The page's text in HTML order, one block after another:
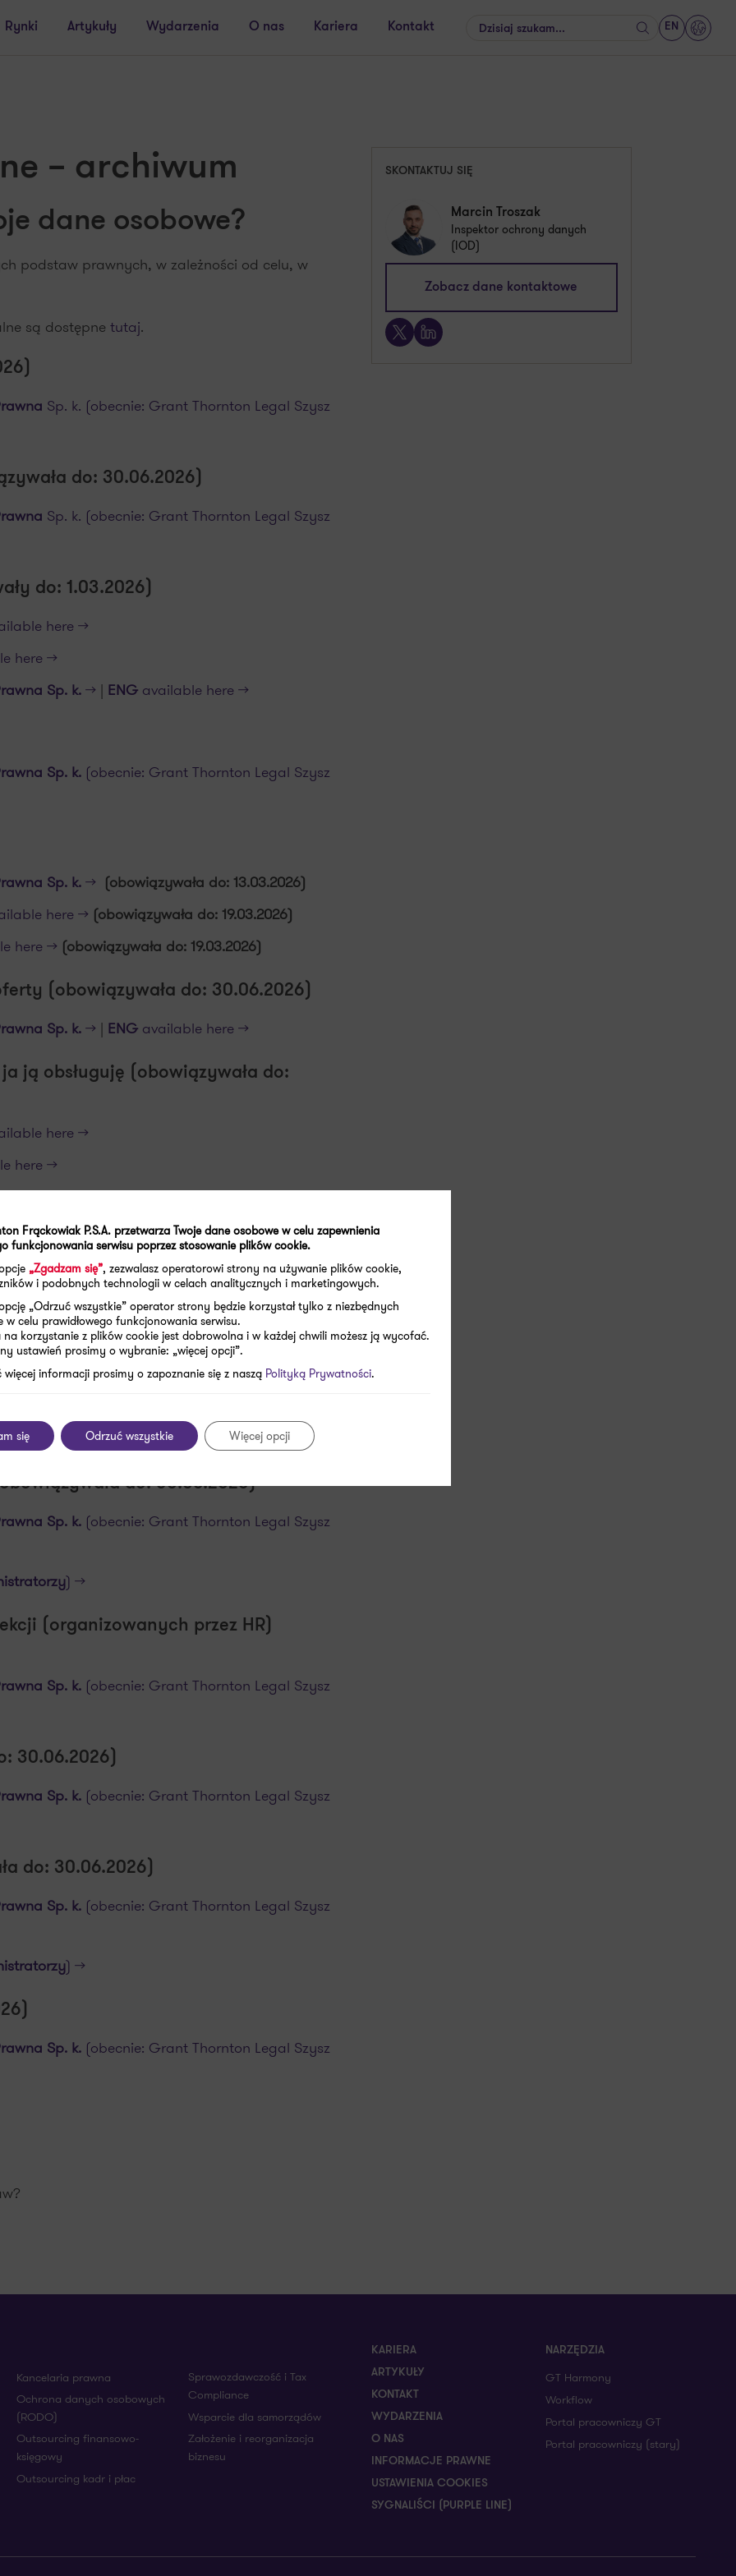
Rynki Artykuły Wydarzenia O nas Kariera Kontakt Szukaj
EN
– archiwum
dane osobowe?
podstaw prawnych, w zależności od celu, w
są dostępne tutaj.
Sp. k. (obecnie: Grant Thornton Legal Szysz
do: 30.06.2026)
Sp. k. (obecnie: Grant Thornton Legal Szysz
do: 1.03.2026)
here >>
here >>
Sp. k.>> | ENGavailable here >>
Sp. k.(obecnie: Grant Thornton Legal Szysz
Sp. k.>> (obowiązywała do: 13.03.2026)
here >> (obowiązywała do: 19.03.2026)
here >> (obowiązywała do: 19.03.2026)
(obowiązywała do: 30.06.2026)
Sp. k.>> | ENGavailable here >>
ją obsługuję (obowiązywała do:
here >>
here >>
spółka komandytowa >>|ENGavailable here
Sp. k.(obecnie: Grant Thornton Legal Szysz
spotkań biznesowych)
do: 30.06.2026)
Sp. k.(obecnie: Grant Thornton Legal Szysz
) >>
(organizowanych przez HR)
Sp. k.(obecnie: Grant Thornton Legal Szysz
30.06.2026)
Sp. k.(obecnie: Grant Thornton Legal Szysz
do: 30.06.2026)
Sp. k.(obecnie: Grant Thornton Legal Szysz
) >>
Sp. k.(obecnie: Grant Thornton Legal Szysz
SKONTAKTUJ SIĘ
Marcin Troszak
Inspektor ochrony danych
(IOD)
Zobacz dane kontaktowe
iod@pl.gt.com
X LinkedIn
Kancelaria prawna
Ochrona danych osobowych
(RODO)
Outsourcing finansowo-
księgowy
Outsourcing kadr i płac
Sprawozdawczość i Tax
Compliance
Wsparcie dla samorządów
Założenie i reorganizacja
biznesu
KARIERA
ARTYKUŁY
KONTAKT
WYDARZENIA
O NAS
INFORMACJE PRAWNE
USTAWIENIA COOKIES
SYGNALIŚCI (PURPLE LINE)
NARZĘDZIA
GT Harmony
Workflow
Portal pracowniczy GT
Portal pracowniczy (stary)
Frąckowiak P.S.A. przetwarza Twoje dane osobowe w celu zapewnienia
funkcjonowania serwisu poprzez stosowanie plików cookie.
„Zgadzam się”, zezwalasz operatorowi strony na używanie plików cookie,
i podobnych technologii w celach analitycznych i marketingowych.
„Odrzuć wszystkie” operator strony będzie korzystał tylko z niezbędnych
w celu prawidłowego funkcjonowania serwisu.
na korzystanie z plików cookie jest dobrowolna i w każdej chwili możesz ją wycofać.
ustawień prosimy o wybranie: „więcej opcji”.
więcej informacji prosimy o zapoznanie się z naszą Polityką Prywatności.
się Odrzuć wszystkie Więcej opcji